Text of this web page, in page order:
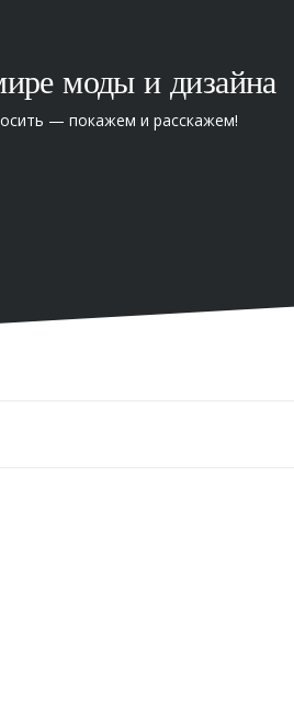
моды и дизайна
— покажем и расскажем!